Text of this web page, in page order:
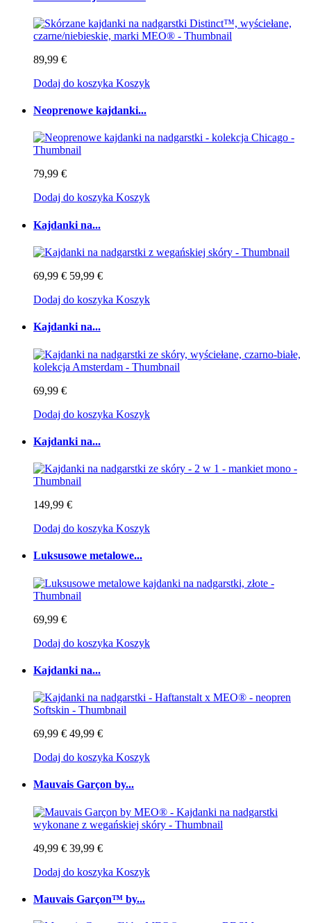
89,99 €
Dodaj do koszyka Koszyk
Neoprenowe kajdanki...
79,99 €
Dodaj do koszyka Koszyk
Kajdanki na...
69,99 € 59,99 €
Dodaj do koszyka Koszyk
Kajdanki na...
69,99 €
Dodaj do koszyka Koszyk
Kajdanki na...
149,99 €
Dodaj do koszyka Koszyk
Luksusowe metalowe...
69,99 €
Dodaj do koszyka Koszyk
Kajdanki na...
69,99 € 49,99 €
Dodaj do koszyka Koszyk
Mauvais Garçon by...
49,99 € 39,99 €
Dodaj do koszyka Koszyk
Mauvais Garçon™ by...